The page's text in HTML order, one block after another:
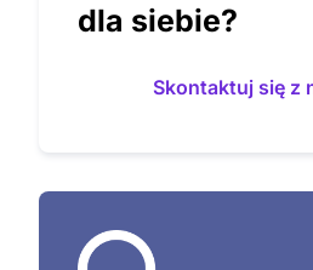
dla siebie?
Skontaktuj się z